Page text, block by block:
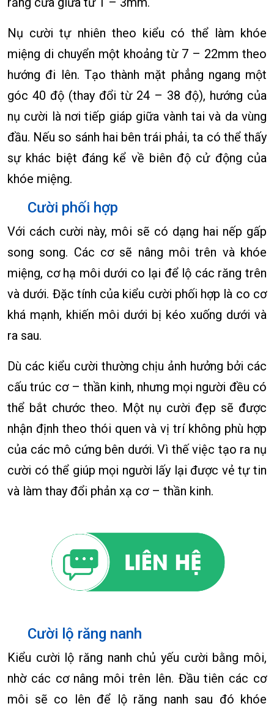
Nụ cười tự nhiên theo kiểu có thể làm khóe
miệng di chuyển một khoảng từ 7 – 22mm theo
hướng đi lên. Tạo thành mặt phẳng ngang một
góc 40 độ (thay đổi từ 24 – 38 độ), hướng của
nụ cười là nơi tiếp giáp giữa vành tai và da vùng
đầu. Nếu so sánh hai bên trái phải, ta có thể thấy
sự khác biệt đáng kể về biên độ cử động của
khóe miệng.
Cười phối hợp
Với cách cười này, môi sẽ có dạng hai nếp gấp
song song. Các cơ sẽ nâng môi trên và khóe
miệng, cơ hạ môi dưới co lại để lộ các răng trên
và dưới. Đặc tính của kiểu cười phối hợp là co cơ
khá mạnh, khiến môi dưới bị kéo xuống dưới và
ra sau.
Dù các kiểu cười thường chịu ảnh hưởng bởi các
cấu trúc cơ – thần kinh, nhưng mọi người đều có
thể bắt chước theo. Một nụ cười đẹp sẽ được
nhận định theo thói quen và vị trí không phù hợp
của các mô cứng bên dưới. Vì thế việc tạo ra nụ
cười có thể giúp mọi người lấy lại được vẻ tự tin
và làm thay đổi phản xạ cơ – thần kinh.
Cười lộ răng nanh
Kiểu cười lộ răng nanh chủ yếu cười bằng môi,
nhờ các cơ nâng môi trên lên. Đầu tiên các cơ
môi sẽ co lên để lộ răng nanh sau đó khóe